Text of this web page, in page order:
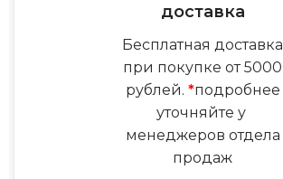
доставка
Бесплатная доставка
при покупке от 5000
рублей. *подробнее
уточняйте у
менеджеров отдела
продаж